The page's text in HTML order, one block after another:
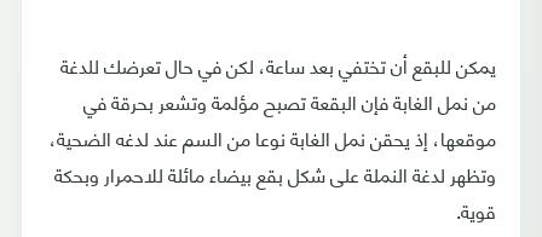
يمكن للبقع أن تختفي بعد ساعة، لكن في حال تعرضك للدغة
من نمل الغابة فإن البقعة تصبح مؤلمة وتشعر بحرقة في
موقعها، إذ يحقن نمل الغابة نوعا من السم عند لدغه الضحية،
وتظهر لدغة النملة على شكل بقع بيضاء مائلة للاحمرار وبحكة
قوية.